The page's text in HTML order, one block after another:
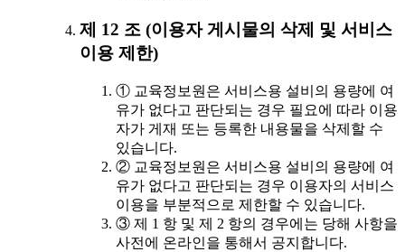
제 12 조 (이용자 게시물의 삭제 및 서비스
이용 제한)
① 교육정보원은 서비스용 설비의 용량에 여
유가 없다고 판단되는 경우 필요에 따라 이용
자가 게재 또는 등록한 내용물을 삭제할 수
있습니다.
② 교육정보원은 서비스용 설비의 용량에 여
유가 없다고 판단되는 경우 이용자의 서비스
이용을 부분적으로 제한할 수 있습니다.
③ 제 1 항 및 제 2 항의 경우에는 당해 사항을
사전에 온라인을 통해서 공지합니다.